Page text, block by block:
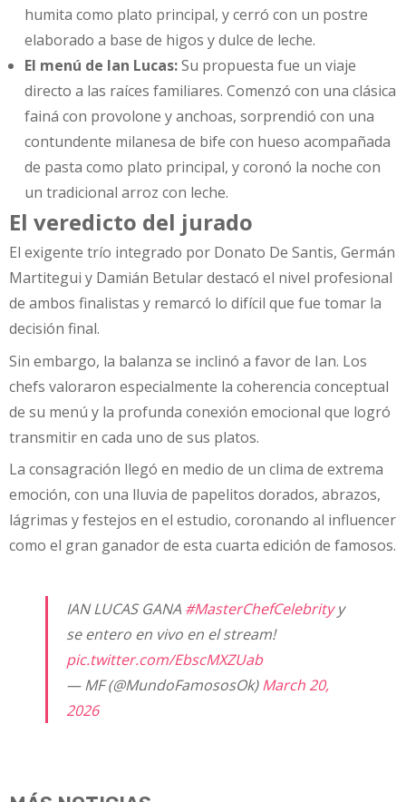
humita como plato principal, y cerró con un postre
elaborado a base de higos y dulce de leche.
El menú de Ian Lucas:Su propuesta fue un viaje
directo a las raíces familiares. Comenzó con una clásica
fainá con provolone y anchoas, sorprendió con una
contundente milanesa de bife con hueso acompañada
de pasta como plato principal, y coronó la noche con
un tradicional arroz con leche.
El veredicto del jurado
El exigente trío integrado por Donato De Santis, Germán
Martitegui y Damián Betular destacó el nivel profesional
de ambos finalistas y remarcó lo difícil que fue tomar la
decisión final.
Sin embargo, la balanza se inclinó a favor de Ian. Los
chefs valoraron especialmente la coherencia conceptual
de su menú y la profunda conexión emocional que logró
transmitir en cada uno de sus platos.
La consagración llegó en medio de un clima de extrema
emoción, con una lluvia de papelitos dorados, abrazos,
lágrimas y festejos en el estudio, coronando al influencer
como el gran ganador de esta cuarta edición de famosos.
IAN LUCAS GANA #MasterChefCelebrityy
se entero en vivo en el stream!
pic.twitter.com/EbscMXZUab
— MF (@MundoFamososOk)March 20,
2026